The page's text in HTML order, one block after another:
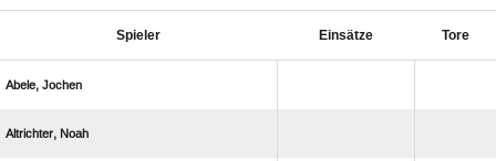
Spieler Einsätze Tore
 
 